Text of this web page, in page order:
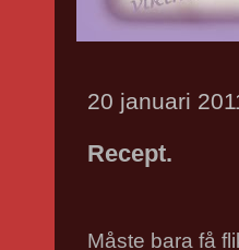
20 januari
Recept.
Måste bara få